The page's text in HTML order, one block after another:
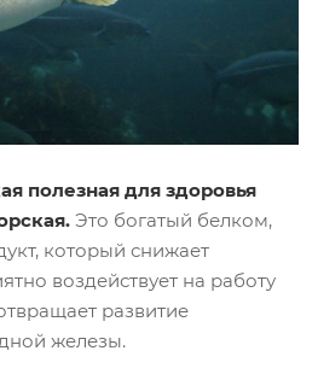
полезная для здоровья
Это богатый белком,
который снижает
воздействует на работу
развитие
железы.